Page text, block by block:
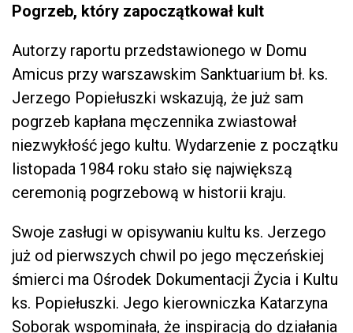
Pogrzeb, który zapoczątkował kult
Autorzy raportu przedstawionego w Domu
Amicus przy warszawskim Sanktuarium bł. ks.
Jerzego Popiełuszki wskazują, że już sam
pogrzeb kapłana męczennika zwiastował
niezwykłość jego kultu. Wydarzenie z początku
listopada 1984 roku stało się największą
ceremonią pogrzebową w historii kraju.
Swoje zasługi w opisywaniu kultu ks. Jerzego
już od pierwszych chwil po jego męczeńskiej
śmierci ma Ośrodek Dokumentacji Życia i Kultu
ks. Popiełuszki. Jego kierowniczka Katarzyna
Soborak wspominała, że inspiracją do działania